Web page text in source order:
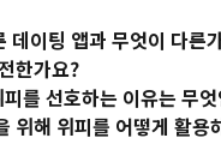
데이팅 앱과 무엇이 다른
한가요?
를 선호하는 이유는 무
위해 위피를 어떻게 활용